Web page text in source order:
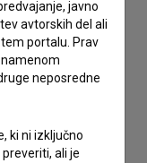
lahko stopite v
Veseli bomo vaših
javno
avtorskih del ali
portalu. Prav
neposredne
ki ni izključno
ali je